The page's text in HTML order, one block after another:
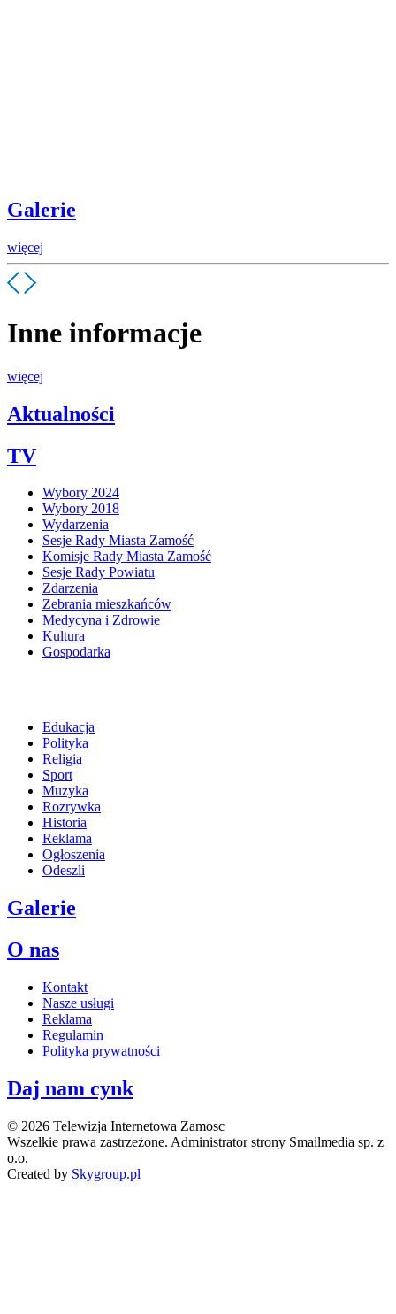
Galerie
więcej
Inne informacje
więcej
Aktualności
TV
Wybory 2024
Wybory 2018
Wydarzenia
Sesje Rady Miasta Zamość
Komisje Rady Miasta Zamość
Sesje Rady Powiatu
Zdarzenia
Zebrania mieszkańców
Medycyna i Zdrowie
Kultura
Gospodarka
Edukacja
Polityka
Religia
Sport
Muzyka
Rozrywka
Historia
Reklama
Ogłoszenia
Odeszli
Galerie
O nas
Kontakt
Nasze usługi
Reklama
Regulamin
Polityka prywatności
Daj nam cynk
© 2026 Telewizja Internetowa Zamosc
Wszelkie prawa zastrzeżone. Administrator strony Smailmedia sp. z
o.o.
Created by Skygroup.pl